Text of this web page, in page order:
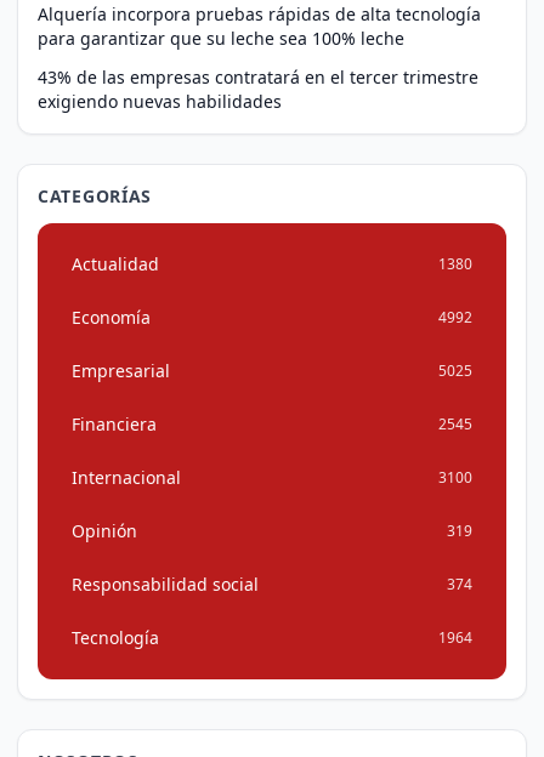
Alquería incorpora pruebas rápidas de alta tecnología
para garantizar que su leche sea 100% leche
43% de las empresas contratará en el tercer trimestre
exigiendo nuevas habilidades
CATEGORÍAS
Actualidad 1380
Economía 4992
Empresarial 5025
Financiera 2545
Internacional 3100
Opinión 319
Responsabilidad social 374
Tecnología 1964